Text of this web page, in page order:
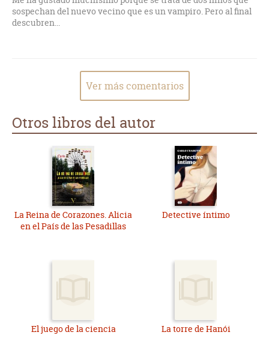
sospechan del nuevo vecino que es un vampiro. Pero al final
descubren...
Ver más comentarios
Otros libros del autor
La Reina de Corazones. Alicia
en el País de las Pesadillas
Detective íntimo
El juego de la ciencia La torre de Hanói